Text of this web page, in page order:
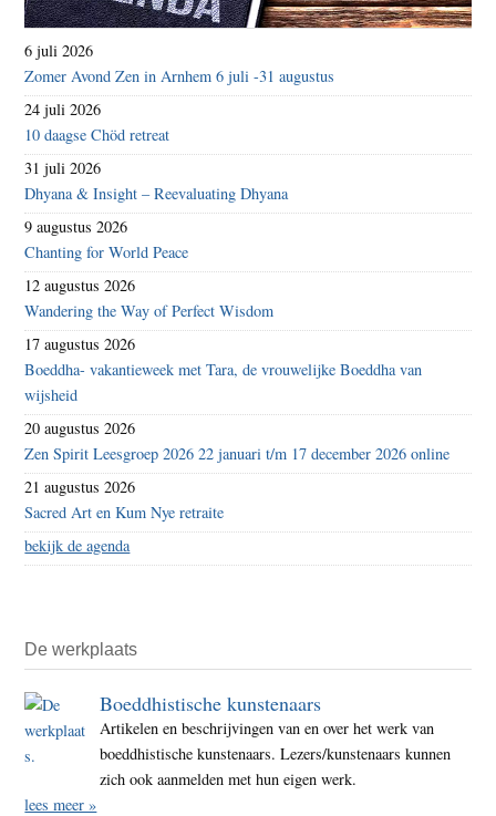
6 juli 2026
Zomer Avond Zen in Arnhem 6 juli -31 augustus
24 juli 2026
10 daagse Chöd retreat
31 juli 2026
Dhyana & Insight – Reevaluating Dhyana
9 augustus 2026
Chanting for World Peace
12 augustus 2026
Wandering the Way of Perfect Wisdom
17 augustus 2026
Boeddha- vakantieweek met Tara, de vrouwelijke Boeddha van
wijsheid
20 augustus 2026
Zen Spirit Leesgroep 2026 22 januari t/m 17 december 2026 online
21 augustus 2026
Sacred Art en Kum Nye retraite
bekijk de agenda
De werkplaats
Boeddhistische kunstenaars
Artikelen en beschrijvingen van en over het werk van
boeddhistische kunstenaars. Lezers/kunstenaars kunnen
zich ook aanmelden met hun eigen werk.
lees meer »